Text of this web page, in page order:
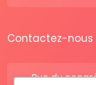
Contactez-nous
Rue du